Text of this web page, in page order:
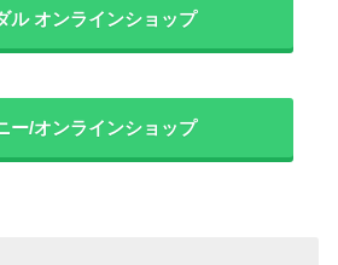
ル オンラインショップ
ー/オンラインショップ